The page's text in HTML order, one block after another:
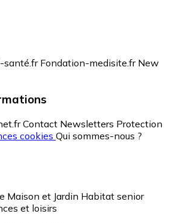
santé.fr Fondation-medisite.fr New
Contact Newsletters Protection
cookies Qui sommes-nous ?
Maison et Jardin Habitat senior
et loisirs